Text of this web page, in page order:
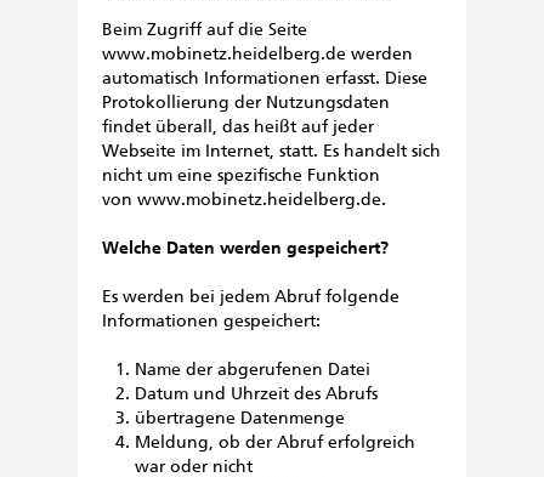
Beim Zugriff auf die Seite
www.mobinetz.heidelberg.de werden
automatisch Informationen erfasst. Diese
Protokollierung der Nutzungsdaten
findet überall, das heißt auf jeder
Webseite im Internet, statt. Es handelt sich
nicht um eine spezifische Funktion
von www.mobinetz.heidelberg.de.
Welche Daten werden gespeichert?
Es werden bei jedem Abruf folgende
Informationen gespeichert:
Name der abgerufenen Datei
Datum und Uhrzeit des Abrufs
übertragene Datenmenge
Meldung, ob der Abruf erfolgreich
war oder nicht